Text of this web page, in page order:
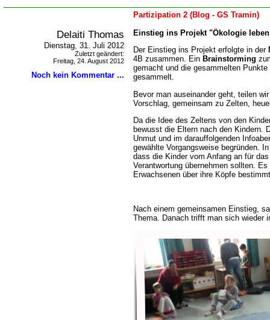
Partizipation 2 (Blog - GS Tramin)
Delaiti Thomas
Dienstag, 31. Juli 2012
Zuletzt geändert:
Freitag, 24. August 2012
Noch kein Kommentar ...
Einstieg ins Projekt "Ökologie
Der Einstieg ins Projekt erfolgte in der
4B zusammen. Ein Brainstorming
gemacht und die gesammelten
gesammelt.
Bevor man auseinander geht, teilen
Vorschlag, gemeinsam zu Zelten,
Da die Idee des Zeltens von den
bewusst die Eltern nach den Kindern.
Unmut und im darauffolgenden
gewählte Vorgangsweise begründen.
dass die Kinder vom Anfang an für
Verantwortung übernehmen sollten.
Erwachsenen über ihre Köpfe
Nach einem gemeinsamen Einstieg,
Thema. Danach trifft man sich wieder